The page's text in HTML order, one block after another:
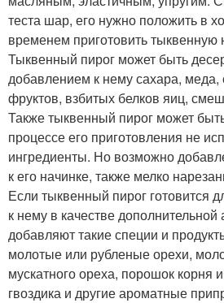
теста шар, его нужно положить в
временем приготовить тыквенную
Тыквенный пирог может быть
добавлением к нему сахара, меда,
фруктов, взбитых белков яиц,
Также тыквенный пирог может
процессе его приготовления не
ингредиенты. Но возможно
к его начинке, также мелко
Если тыквенный пирог готовится
к нему в качестве дополнительной
добавляют такие специи и
молотые или рубленые орехи,
мускатного ореха, порошок корня
гвоздика и другие ароматные